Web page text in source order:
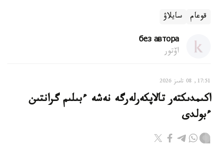
قوعام سايلاۋ
без автора
اۆتور
17:51, 08 تامىز 2026
اكىمدىكتەر تالاپكەرلەرگە نەشە ءبىلىم گرانتىن
ءبولدى